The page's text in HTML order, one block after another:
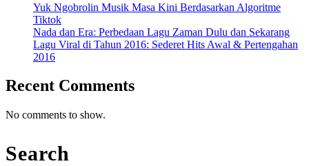
Yuk Ngobrolin Musik Masa Kini Berdasarkan Algoritme
Tiktok
Nada dan Era: Perbedaan Lagu Zaman Dulu dan Sekarang
Lagu Viral di Tahun 2016: Sederet Hits Awal & Pertengahan
2016
Recent Comments
No comments to show.
Search